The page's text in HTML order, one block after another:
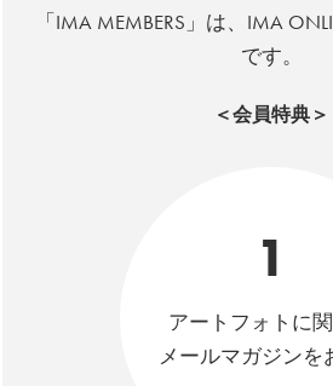
「IMA MEMBERS」は、IMA
です。
＜会員特典＞
1
アートフォトに
メールマガジンを